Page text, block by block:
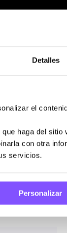
Detalles
el
haga del
con otra
servicios.
Personalizar
todos: nuestra
un poco sobre
permite